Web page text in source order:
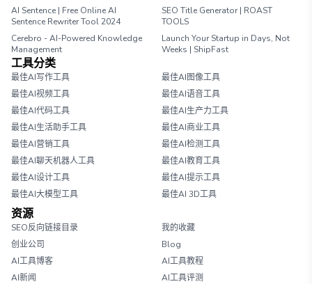
AI Sentence | Free Online AI
Sentence Rewriter Tool 2024
SEO Title Generator | ROAST
TOOLS
Cerebro - AI-Powered Knowledge
Management
Launch Your Startup in Days, Not
Weeks | ShipFast
工具分类
最佳AI写作工具
最佳AI图像工具
最佳AI视频工具
最佳AI语音工具
最佳AI代码工具
最佳AI生产力工具
最佳AI生活助手工具
最佳AI商业工具
最佳AI营销工具
最佳AI检测工具
最佳AI聊天机器人工具
最佳AI教育工具
最佳AI设计工具
最佳AI提示工具
最佳AI大模型工具
最佳AI 3D工具
资源
SEO反向链接目录
我的收藏
创业公司
Blog
AI工具博客
AI工具教程
AI新闻
AI工具评测